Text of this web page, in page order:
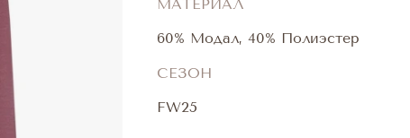
МАТЕРИАЛ
60% Модал, 40% Полиэстер
СЕЗОН
FW25